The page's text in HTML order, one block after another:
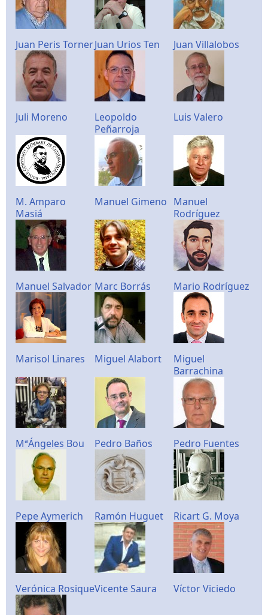
Juan Peris TornerJuan Urios Ten Juan Villalobos
Juli Moreno
Leopoldo
Peñarroja
Luis Valero
M. Amparo
Masiá
Manuel Gimeno Manuel
Rodríguez
Manuel Salvador Marc Borrás Mario Rodríguez
Marisol Linares Miguel Alabort
Miguel
Barrachina
MªÁngeles Bou Pedro Baños Pedro Fuentes
Pepe Aymerich Ramón Huguet Ricart G. Moya
Verónica RosiqueVicente Saura Víctor Viciedo